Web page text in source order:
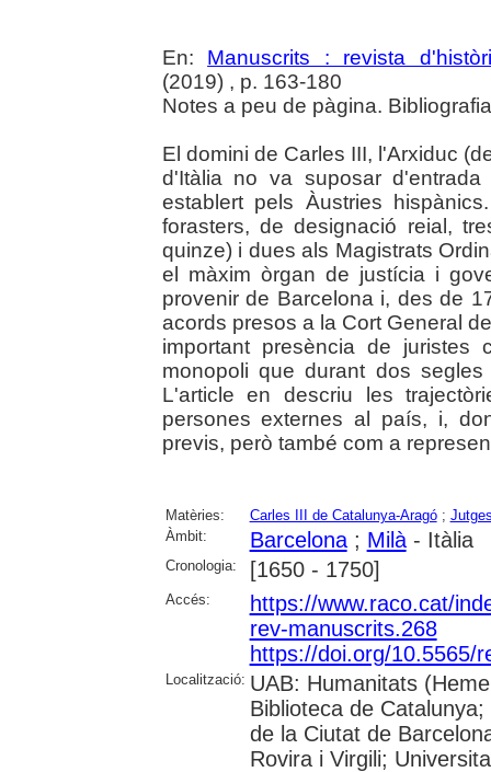
En: Manuscrits : revista
(2019) , p. 163-180
Notes a peu de pàgina.
El domini de Carles III, l'Arxiduc
d'Itàlia no va suposar
establert pels Àustries
forasters, de designació reial,
quinze) i dues als Magistrats
el màxim òrgan de justícia i
provenir de Barcelona i, des de
acords presos a la Cort General
important presència de
monopoli que durant dos
L'article en descriu les
persones externes al país, i,
previs, però també com a
Matèries: Carles III de Catalunya-Aragó;
Àmbit:
Barcelona; Milà- Itàlia
Cronologia: [1650 - 1750]
Accés:
https://www.raco.cat/
rev-manuscrits.268
https://doi.org/10.5565/
Localització: UAB: Humanitats
Biblioteca de
de la Ciutat de
Rovira i Virgili;